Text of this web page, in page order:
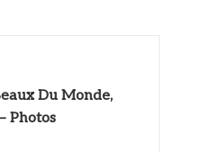
Du Monde,
Photos